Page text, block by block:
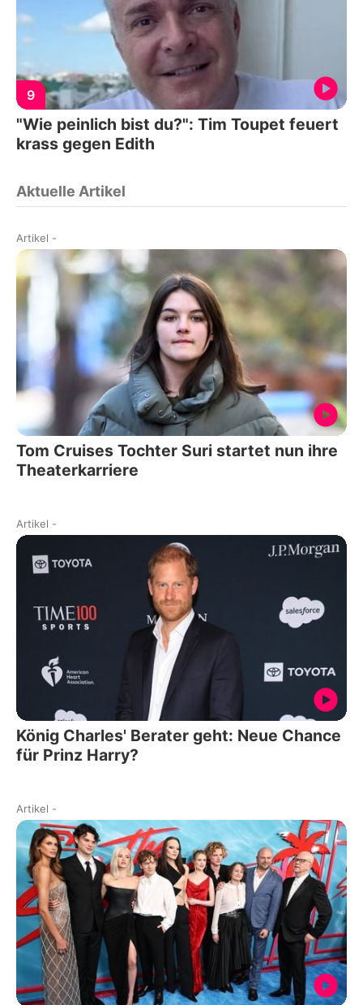
9
"Wie peinlich bist du?": Tim Toupet feuert
krass gegen Edith
Aktuelle Artikel
Artikel -
Tom Cruises Tochter Suri startet nun ihre
Theaterkarriere
Artikel -
König Charles' Berater geht: Neue Chance
für Prinz Harry?
Artikel -